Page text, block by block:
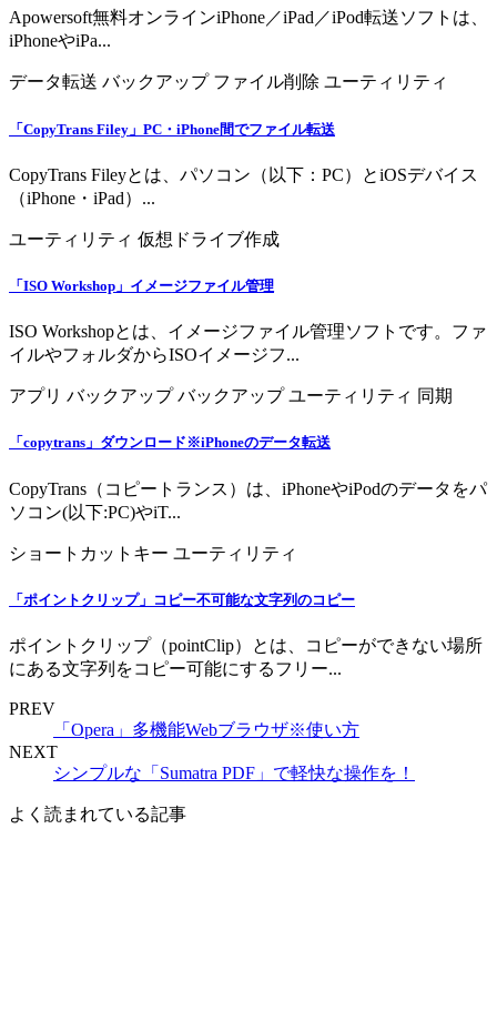
Apowersoft無料オンラインiPhone／iPad／iPod転送ソフトは、
iPhoneやiPa...
データ転送 バックアップ ファイル削除 ユーティリティ
「CopyTrans Filey」PC・iPhone間でファイル転送
CopyTrans Fileyとは、パソコン（以下：PC）とiOSデバイス
（iPhone・iPad）...
ユーティリティ 仮想ドライブ作成
「ISO Workshop」イメージファイル管理
ISO Workshopとは、イメージファイル管理ソフトです。ファ
イルやフォルダからISOイメージフ...
アプリ バックアップ バックアップ ユーティリティ 同期
「copytrans」ダウンロード※iPhoneのデータ転送
CopyTrans（コピートランス）は、iPhoneやiPodのデータをパ
ソコン(以下:PC)やiT...
ショートカットキー ユーティリティ
「ポイントクリップ」コピー不可能な文字列のコピー
ポイントクリップ（pointClip）とは、コピーができない場所
にある文字列をコピー可能にするフリー...
PREV
「Opera」多機能Webブラウザ※使い方
NEXT
シンプルな「Sumatra PDF」で軽快な操作を！
よく読まれている記事